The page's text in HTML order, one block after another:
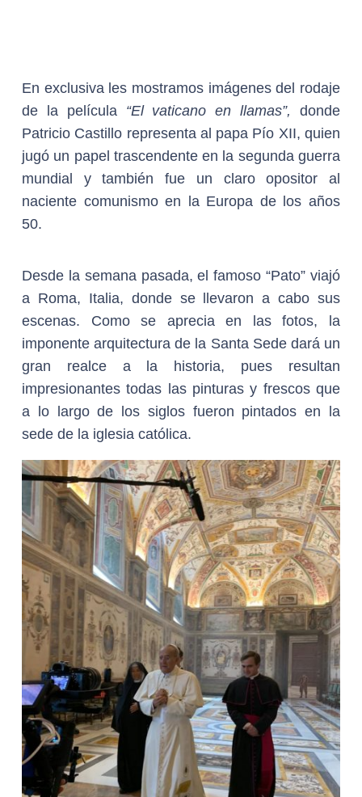
En exclusiva les mostramos imágenes del rodaje
de la película “El vaticano en llamas”,
donde
Patricio Castillo representa al papa Pío XII, quien
jugó un papel trascendente en la segunda guerra
mundial y también fue un claro opositor al
naciente comunismo en la Europa de los años
50.
Desde la semana pasada, el famoso “Pato” viajó
a Roma, Italia, donde se llevaron a cabo sus
escenas. Como se aprecia en las fotos, la
imponente arquitectura de la Santa Sede dará un
gran realce a la historia, pues resultan
impresionantes todas las pinturas y frescos que
a lo largo de los siglos fueron pintados en la
sede de la iglesia católica.